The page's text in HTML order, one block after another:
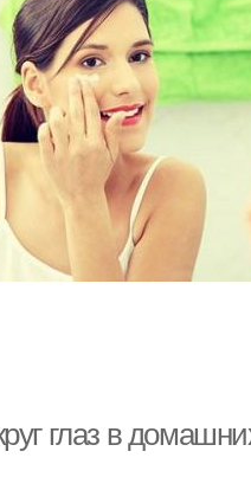
глаз в